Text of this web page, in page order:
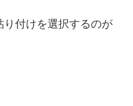
付けを選択するのが